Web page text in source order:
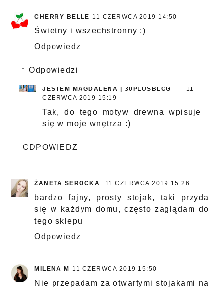
CHERRY BELLE 11 CZERWCA 2019 14:50
Świetny i wszechstronny :)
Odpowiedz
Odpowiedzi
JESTEM MAGDALENA | 30PLUSBLOG
11
CZERWCA 2019 15:19
Tak, do tego motyw drewna wpisuje
się w moje wnętrza :)
ODPOWIEDZ
ŻANETA SEROCKA 11 CZERWCA 2019 15:26
bardzo fajny, prosty stojak, taki przyda
się w każdym domu, często zaglądam do
tego sklepu
Odpowiedz
MILENA M 11 CZERWCA 2019 15:50
Nie przepadam za otwartymi stojakami na